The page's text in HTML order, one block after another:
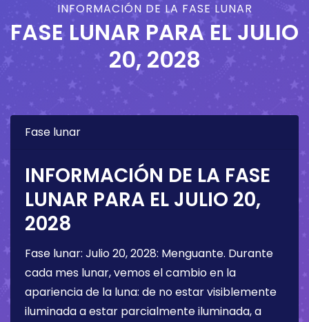
INFORMACIÓN DE LA FASE LUNAR
FASE LUNAR PARA EL JULIO
20, 2028
Fase lunar
INFORMACIÓN DE LA FASE
LUNAR PARA EL JULIO 20,
2028
Fase lunar: Julio 20, 2028: Menguante. Durante
cada mes lunar, vemos el cambio en la
apariencia de la luna: de no estar visiblemente
iluminada a estar parcialmente iluminada, a